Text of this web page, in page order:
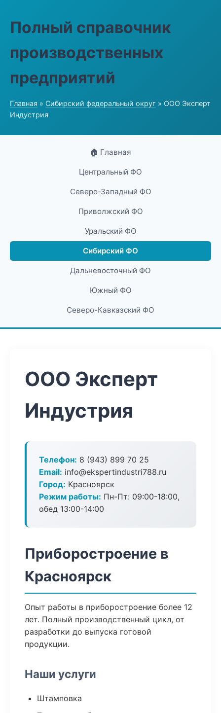
Полный справочник
производственных
предприятий
Главная » Сибирский федеральный округ » ООО Эксперт
Индустрия
🏠 Главная
Центральный ФО
Северо-Западный ФО
Приволжский ФО
Уральский ФО
Сибирский ФО
Дальневосточный ФО
Южный ФО
Северо-Кавказский ФО
ООО Эксперт
Индустрия
Телефон: 8 (943) 899 70 25
Email: info@ekspertindustri788.ru
Город: Красноярск
Режим работы: Пн-Пт: 09:00-18:00,
обед 13:00-14:00
Приборостроение в
Красноярск
Опыт работы в приборостроение более 12
лет. Полный производственный цикл, от
разработки до выпуска готовой
продукции.
Наши услуги
Штамповка